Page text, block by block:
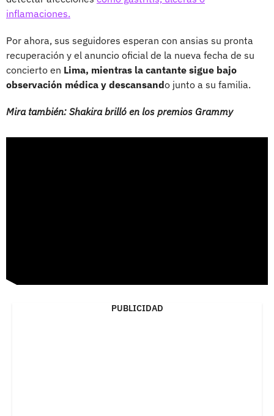
inflamaciones.
Por ahora, sus seguidores esperan con ansias su pronta
recuperación y el anuncio oficial de la nueva fecha de su
concierto en Lima, mientras la cantante sigue bajo
observación médica y descansando junto a su familia.
Mira también: Shakira brilló en los premios Grammy
PUBLICIDAD